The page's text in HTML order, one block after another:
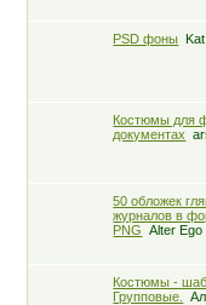
PSD фоны Kat
Костюмы для
документах
50 обложек
журналов в
PNG
Alter Ego
Костюмы -
Групповые.